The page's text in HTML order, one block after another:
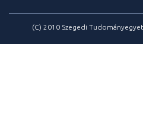
(C) 2010 Szegedi